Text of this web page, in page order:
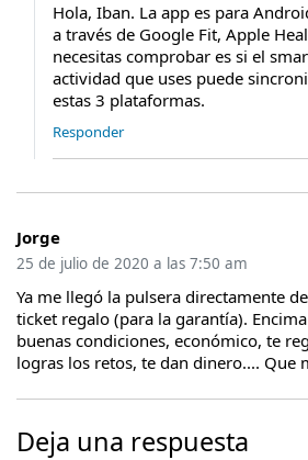
Hola, Iban. La app es para
a través de Google Fit, Apple
necesitas comprobar es si el
actividad que uses puede
estas 3 plataformas.
Responder
Jorge
25 de julio de 2020 a las 7:50 am
Ya me llegó la pulsera directamente
ticket regalo (para la garantía).
buenas condiciones, económico, te
logras los retos, te dan dinero.... Que
Deja una respuesta